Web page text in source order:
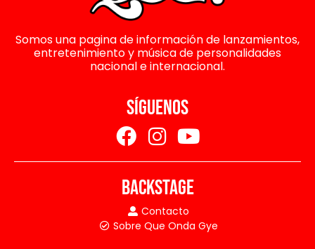
Somos una pagina de información de lanzamientos,
entretenimiento y música de personalidades
nacional e internacional.
SÍGUENOS
BACKSTAGE
Contacto
Sobre Que Onda Gye